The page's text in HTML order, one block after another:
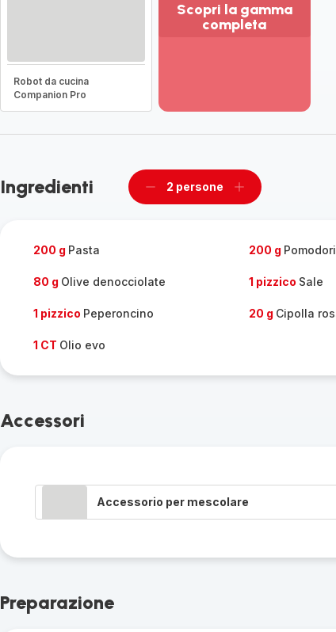
Robot da cucina
Companion Pro
Scopri la gamma
completa
gamma
Ingredienti
Rimuovi
2 persone
Aggiungi
200 g Pasta 200 g
80 g Olive denocciolate 1 pizzico Sale
1 pizzico Peperoncino 20 g Cipolla
1 CT Olio evo
Accessori
Accessorio per mescolare
Preparazione